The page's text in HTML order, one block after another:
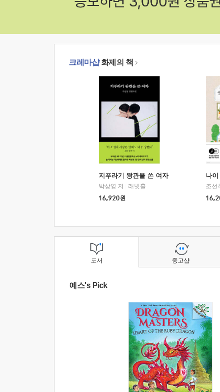
크레마샵화제의 책
지푸라기 왕관을 쓴 여자
박상영 저
래빗홀
16,920원
나
조선
도서
예스's Pick
중고샵